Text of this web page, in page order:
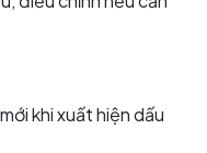
khi xuất hiện dấu